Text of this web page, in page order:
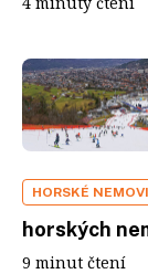
HORSKÉ
horských
9 minut čtení